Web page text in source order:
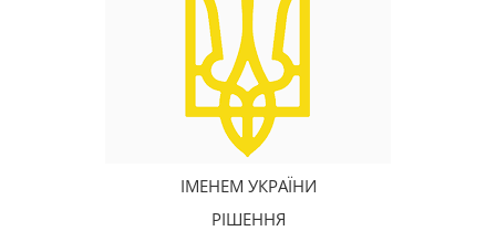
ІМЕНЕМ УКРАЇНИ
РІШЕННЯ